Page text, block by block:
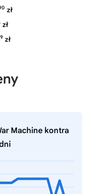
zł
zł
zł
Machine kontra